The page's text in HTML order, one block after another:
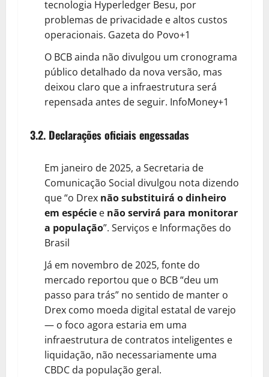
tecnologia Hyperledger Besu, por
problemas de privacidade e altos custos
operacionais. Gazeta do Povo+1
O BCB ainda não divulgou um cronograma
público detalhado da nova versão, mas
deixou claro que a infraestrutura será
repensada antes de seguir. InfoMoney+1
3.2. Declarações oficiais engessadas
Em janeiro de 2025, a Secretaria de
Comunicação Social divulgou nota dizendo
que “o Drex não substituirá o dinheiro
em espécie e não servirá para monitorar
a população”. Serviços e Informações do
Brasil
Já em novembro de 2025, fonte do
mercado reportou que o BCB “deu um
passo para trás” no sentido de manter o
Drex como moeda digital estatal de varejo
— o foco agora estaria em uma
infraestrutura de contratos inteligentes e
liquidação, não necessariamente uma
CBDC da população geral.